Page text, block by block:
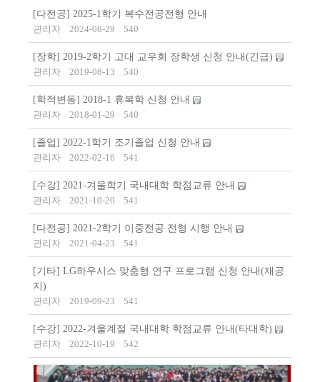
[다전공] 2025-1학기 복수전공전형 안내
관리자
2024-08-29 540
[장학] 2019-2학기 고대 교우회 장학생 신청 안내(긴급)
관리자
2019-08-13 540
[학적변동] 2018-1 휴복학 신청 안내
관리자
2018-01-29 540
[졸업] 2022-1학기 조기졸업 신청 안내
관리자
2022-02-16 541
[수강] 2021-겨울학기 국내대학 학점교류 안내
관리자
2021-10-20 541
[다전공] 2021-2학기 이중전공 전형 시행 안내
관리자
2021-04-23 541
[기타] LG하우시스 맞춤형 연구 프로그램 신청 안내(재공
지)
관리자
2019-09-23 541
[수강] 2022-겨울계절 국내대학 학점교류 안내(타대학)
관리자
2022-10-19 542